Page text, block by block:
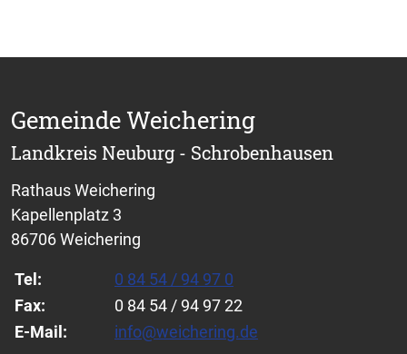
Gemeinde Weichering
Landkreis Neuburg - Schrobenhausen
Rathaus Weichering
Kapellenplatz 3
86706 Weichering
Tel:
0 84 54 / 94 97 0
Fax:
0 84 54 / 94 97 22
E-Mail:
info@weichering.de